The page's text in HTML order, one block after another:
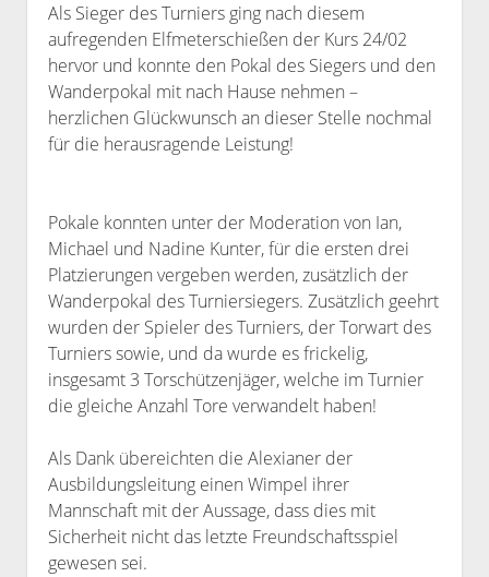
Als Sieger des Turniers ging nach diesem
aufregenden Elfmeterschießen der Kurs 24/02
hervor und konnte den Pokal des Siegers und den
Wanderpokal mit nach Hause nehmen –
herzlichen Glückwunsch an dieser Stelle nochmal
für die herausragende Leistung!
Pokale konnten unter der Moderation von Ian,
Michael und Nadine Kunter, für die ersten drei
Platzierungen vergeben werden, zusätzlich der
Wanderpokal des Turniersiegers. Zusätzlich geehrt
wurden der Spieler des Turniers, der Torwart des
Turniers sowie, und da wurde es frickelig,
insgesamt 3 Torschützenjäger, welche im Turnier
die gleiche Anzahl Tore verwandelt haben!
Als Dank übereichten die Alexianer der
Ausbildungsleitung einen Wimpel ihrer
Mannschaft mit der Aussage, dass dies mit
Sicherheit nicht das letzte Freundschaftsspiel
gewesen sei.